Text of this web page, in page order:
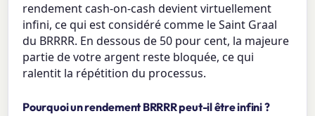
rendement cash-on-cash devient virtuellement
infini, ce qui est considéré comme le Saint Graal
du BRRRR. En dessous de 50 pour cent, la majeure
partie de votre argent reste bloquée, ce qui
ralentit la répétition du processus.
Pourquoi un rendement BRRRR peut-il être infini ?